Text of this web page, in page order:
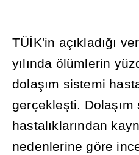
TÜİK'in açıkladığı
yılında ölümlerin
dolaşım sistemi
gerçekleşti. Dolaşım
hastalıklarından
nedenlerine göre